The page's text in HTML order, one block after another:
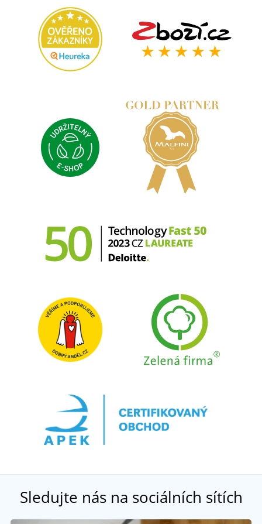
Sledujte nás na sociálních sítích